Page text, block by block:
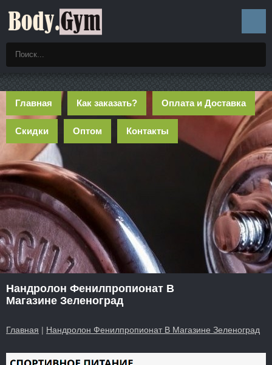
Главная Как заказать? Оплата и Доставка
Скидки Оптом Контакты
Нандролон Фенилпропионат В
Магазине Зеленоград
Главная | Нандролон Фенилпропионат В Магазине Зеленоград